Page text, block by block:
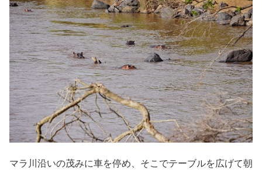
マラ川沿いの茂みに車を停め、そこでテーブルを広げて朝